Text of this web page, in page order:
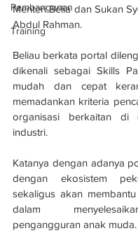
Pembangunan
Training
Menteri Belia dan Sukan
Abdul Rahman.
Beliau berkata portal
dikenali sebagai Skills
mudah dan cepat
memadankan kriteria
organisasi berkaitan di
industri.
Katanya dengan adanya
dengan ekosistem
sekaligus akan
dalam
pengangguran anak muda.